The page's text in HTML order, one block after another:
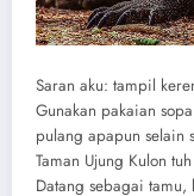
Saran aku: tampil
Gunakan pakaian
pulang apapun selain
Taman Ujung Kulon
Datang sebagai tamu,